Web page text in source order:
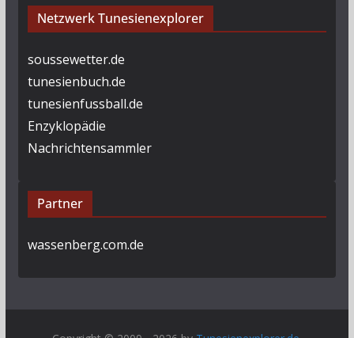
Netzwerk Tunesienexplorer
soussewetter.de
tunesienbuch.de
tunesienfussball.de
Enzyklopädie
Nachrichtensammler
Partner
wassenberg.com.de